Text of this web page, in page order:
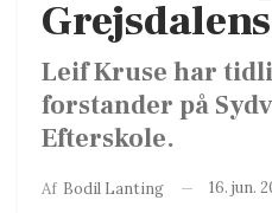
Leif Kruse har
forstander på
Efterskole.
Af Bodil Lanting 16. jun.